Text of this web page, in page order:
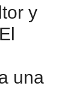
y
una